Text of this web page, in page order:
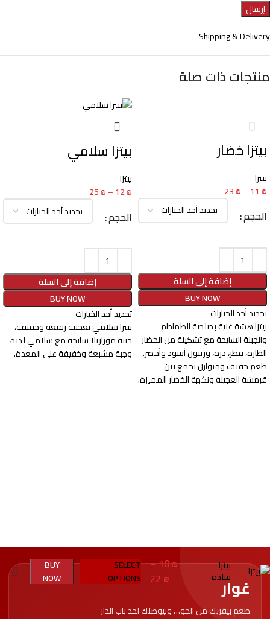
Shipping & Delivery
منتجات ذات صلة
بيتزا خضار
بيتزا
11 ₪
–
23₪
الحجم
إضافة إلى السلة
BUY NOW
تحديد أحد الخيارات
بيتزا هشة غنية بصلصة الطماطم
والجبنة السايحة مع تشكيلة من الخضار
الطازة، فطر، ذرة، وزيتون أسود وأخضر.
طعم خفيف ومتوازن بجمع بين
قرمشة العجينة ونكهة الخضار المميزة.
بيتزا سلامي
بيتزا
12₪
–
25₪
الحجم
إضافة إلى السلة
BUY NOW
تحديد أحد الخيارات
بيتزا سلامي بعجينة رفيعة وخفيفة،
جبنة موزاريلا سايحة مع سلامي لذيذ،
وجبة مشبعة وخفيفة على المعدة.
بيتزا
سادة
10₪
–
22 ₪
SELECT
OPTIONS
BUY
NOW
غوار
طعم بيقربك من الجو… وبيوصلك لحد باب الدار